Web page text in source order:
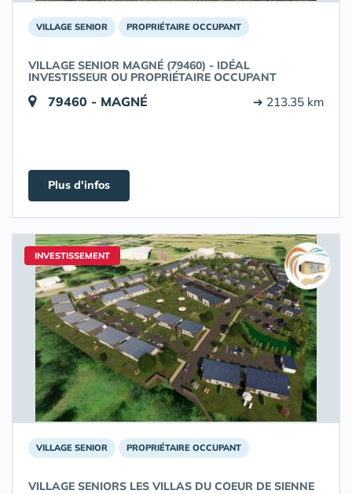
VILLAGE SENIOR PROPRIÉTAIRE OCCUPANT
VILLAGE SENIOR MAGNÉ (79460) - IDÉAL
INVESTISSEUR OU PROPRIÉTAIRE OCCUPANT
79460 - MAGNÉ ➔ 213.35 km
Plus d'infos
INVESTISSEMENT
VILLAGE SENIOR PROPRIÉTAIRE OCCUPANT
VILLAGE SENIORS LES VILLAS DU COEUR DE SIENNE